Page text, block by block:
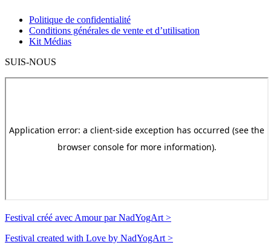
Politique de confidentialité
Conditions générales de vente et d’utilisation
Kit Médias
SUIS-NOUS
Festival créé avec Amour par NadYogArt >
Festival created with Love by NadYogArt >